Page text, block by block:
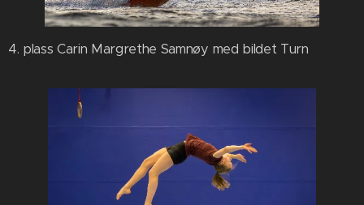
4. plass Carin Margrethe Samnøy med bildet Turn